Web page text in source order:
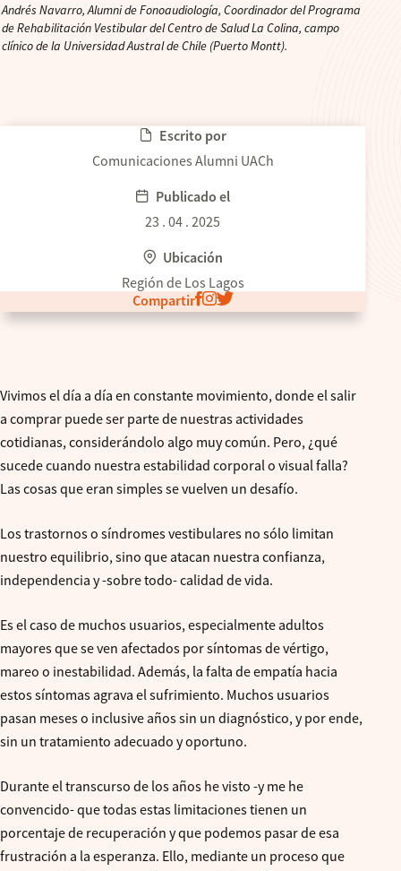
Andrés Navarro, Alumni de Fonoaudiología, Coordinador del Programa
de Rehabilitación Vestibular del Centro de Salud La Colina, campo
clínico de la Universidad Austral de Chile (Puerto Montt).
Vivimos el día a día en constante movimiento, donde el salir
a comprar puede ser parte de nuestras actividades
cotidianas, considerándolo algo muy común. Pero, ¿qué
sucede cuando nuestra estabilidad corporal o visual falla?
Las cosas que eran simples se vuelven un desafío.
Los trastornos o síndromes vestibulares no sólo limitan
nuestro equilibrio, sino que atacan nuestra confianza,
independencia y -sobre todo- calidad de vida.
Es el caso de muchos usuarios, especialmente adultos
mayores que se ven afectados por síntomas de vértigo,
mareo o inestabilidad. Además, la falta de empatía hacia
estos síntomas agrava el sufrimiento. Muchos usuarios
pasan meses o inclusive años sin un diagnóstico, y por ende,
sin un tratamiento adecuado y oportuno.
Durante el transcurso de los años he visto -y me he
convencido- que todas estas limitaciones tienen un
porcentaje de recuperación y que podemos pasar de esa
frustración a la esperanza. Ello, mediante un proceso que
Escrito por
Comunicaciones Alumni UACh
Publicado el
23 . 04 . 2025
Ubicación
Región de Los Lagos
Compartir